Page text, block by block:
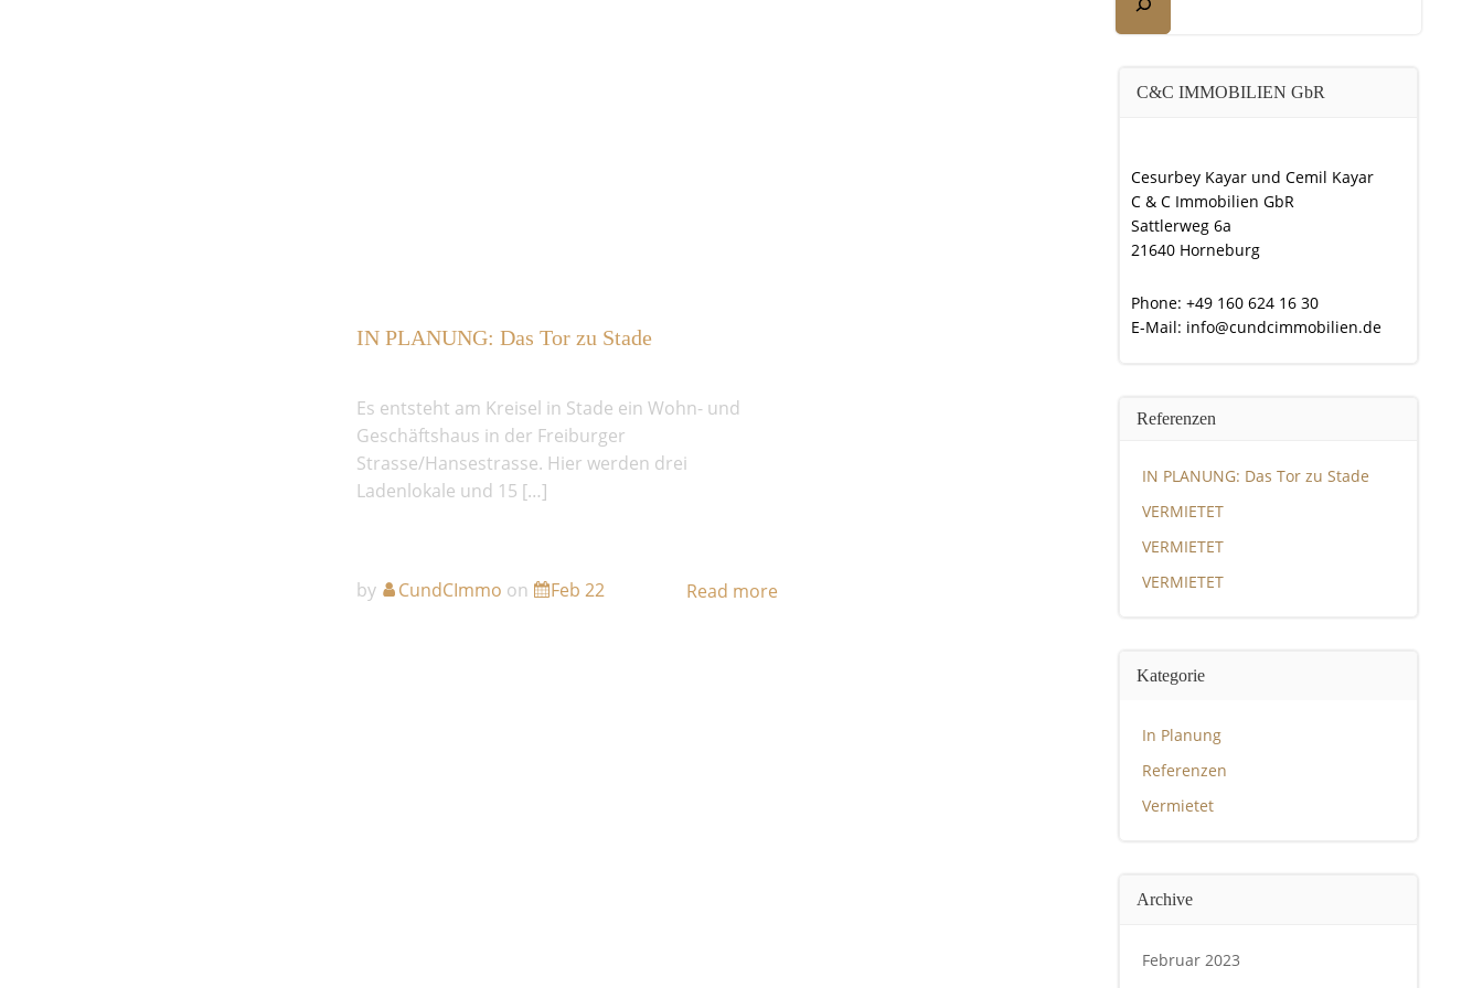
IN PLANUNG: Das Tor zu Stade
Es entsteht am Kreisel in Stade ein Wohn- und
Geschäftshaus in der Freiburger
Strasse/Hansestrasse. Hier werden drei
Ladenlokale und 15 […]
by CundCImmo on Feb 22 Read more
C&C IMMOBILIEN GbR
Cesurbey Kayar und Cemil Kayar
C & C Immobilien GbR
Sattlerweg 6a
21640 Horneburg
Phone: +49 160 624 16 30
E-Mail: info@cundcimmobilien.de
Referenzen
IN PLANUNG: Das Tor zu Stade
VERMIETET
VERMIETET
VERMIETET
Kategorie
In Planung
Referenzen
Vermietet
Archive
Februar 2023